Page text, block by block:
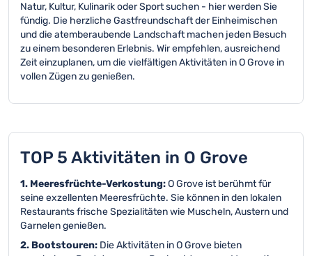
Natur, Kultur, Kulinarik oder Sport suchen - hier werden Sie
fündig. Die herzliche Gastfreundschaft der Einheimischen
und die atemberaubende Landschaft machen jeden Besuch
zu einem besonderen Erlebnis. Wir empfehlen, ausreichend
Zeit einzuplanen, um die vielfältigen Aktivitäten in O Grove in
vollen Zügen zu genießen.
TOP 5 Aktivitäten in O Grove
1. Meeresfrüchte-Verkostung:O Grove ist berühmt für
seine exzellenten Meeresfrüchte. Sie können in den lokalen
Restaurants frische Spezialitäten wie Muscheln, Austern und
Garnelen genießen.
2. Bootstouren: Die Aktivitäten in O Grove bieten